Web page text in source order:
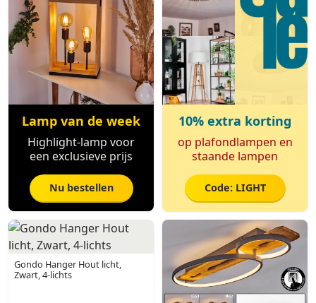
Lamp van de week
Highlight-lamp voor
een exclusieve prijs
Nu bestellen
10% extra korting
op plafondlampen en
staande lampen
Code: LIGHT
Gondo Hanger Hout licht,
Zwart, 4-lichts